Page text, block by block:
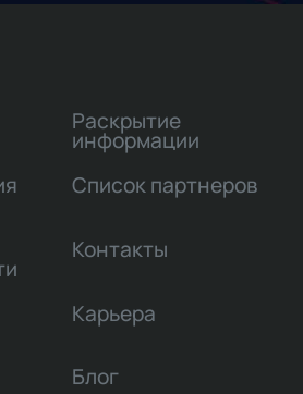
Раскрытие
информации
Список партнеров
Контакты
Карьера
Блог